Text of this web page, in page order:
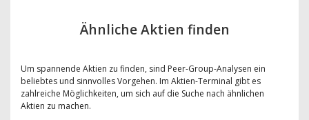
Ähnliche Aktien finden
Um spannende Aktien zu finden, sind Peer-Group-Analysen ein
beliebtes und sinnvolles Vorgehen. Im Aktien-Terminal gibt es
zahlreiche Möglichkeiten, um sich auf die Suche nach ähnlichen
Aktien zu machen.